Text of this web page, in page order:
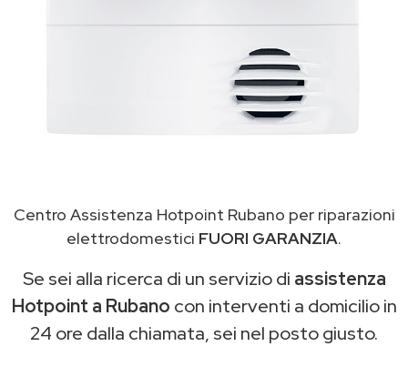
Centro Assistenza Hotpoint Rubano per riparazioni
elettrodomestici FUORI GARANZIA.
Se sei alla ricerca di un servizio di assistenza
Hotpoint a Rubano con interventi a domicilio in
24 ore dalla chiamata, sei nel posto giusto.